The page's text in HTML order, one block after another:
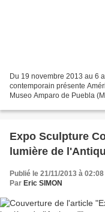
Du 19 novembre 2013 au 6
contemporain présente
Museo Amparo de Puebla
Expo Sculpture
lumière de
Publié le 21/11/2013 à 02:08
Par Eric SIMON